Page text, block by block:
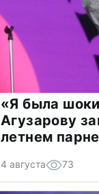
«Я была
Агузарову
летнем
4 августа 73